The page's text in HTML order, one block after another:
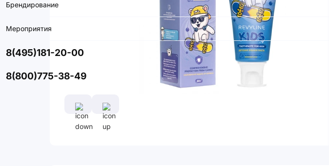
Брендирование
Мероприятия
8(495)181-20-00
8(800)775-38-49